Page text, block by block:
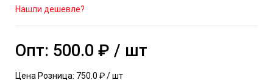
Нашли дешевле?
Опт: 500.0 ₽ / шт
Цена Розница: 750.0 ₽ / шт